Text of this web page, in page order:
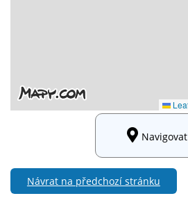
Navigovat
Návrat na předchozí stránku